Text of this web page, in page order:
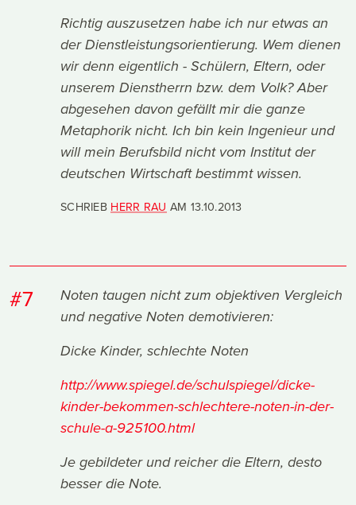
Richtig auszusetzen habe ich nur etwas an
der Dienstleistungsorientierung. Wem dienen
wir denn eigentlich - Schülern, Eltern, oder
unserem Dienstherrn bzw. dem Volk? Aber
abgesehen davon gefällt mir die ganze
Metaphorik nicht. Ich bin kein Ingenieur und
will mein Berufsbild nicht vom Institut der
deutschen Wirtschaft bestimmt wissen.
SCHRIEB HERR RAU AM 13.10.2013
#7
Noten taugen nicht zum objektiven Vergleich
und negative Noten demotivieren:
Dicke Kinder, schlechte Noten
http://www.spiegel.de/schulspiegel/dicke-
kinder-bekommen-schlechtere-noten-in-der-
schule-a-925100.html
Je gebildeter und reicher die Eltern, desto
besser die Note.